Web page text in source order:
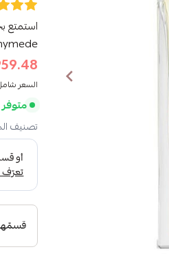
استمتع
السعر
متوفر
تصنيف